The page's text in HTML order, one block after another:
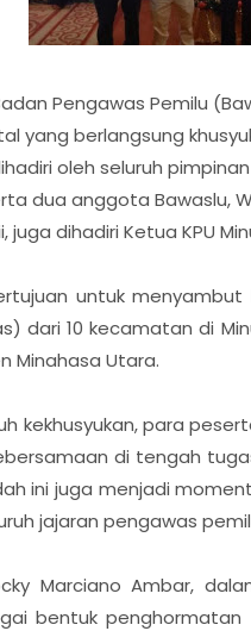
Pengawas Pemilu
yang berlangsung
oleh seluruh
dua anggota Bawaslu,
juga dihadiri Ketua KPU
untuk menyambut
dari 10 kecamatan di
Minahasa Utara.
kekhusyukan, para
di tengah
ini juga menjadi
jajaran pengawas
Marciano Ambar,
bentuk